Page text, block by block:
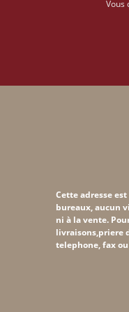
Vous
Cette adresse
bureaux, aucun
ni à la vente.
livraisons,priere
telephone, fax